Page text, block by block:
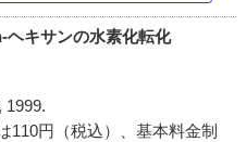
ヘキサンの水素化転化
1999.
110円（税込）、基本料金制